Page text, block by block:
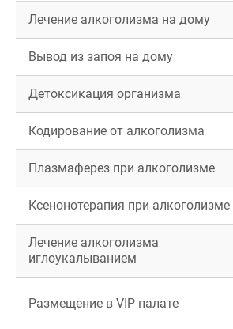
Лечение алкоголизма на дому
Вывод из запоя на дому
Детоксикация организма
Кодирование от алкоголизма
Плазмаферез при алкоголизме
Ксенонотерапия при алкоголизме
Лечение алкоголизма
иглоукалыванием
Размещение в VIP палате